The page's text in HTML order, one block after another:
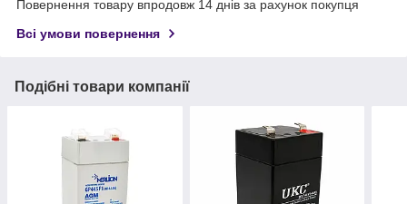
Повернення товару впродовж 14 днів за рахунок покупця
Всі умови повернення
Подібні товари компанії